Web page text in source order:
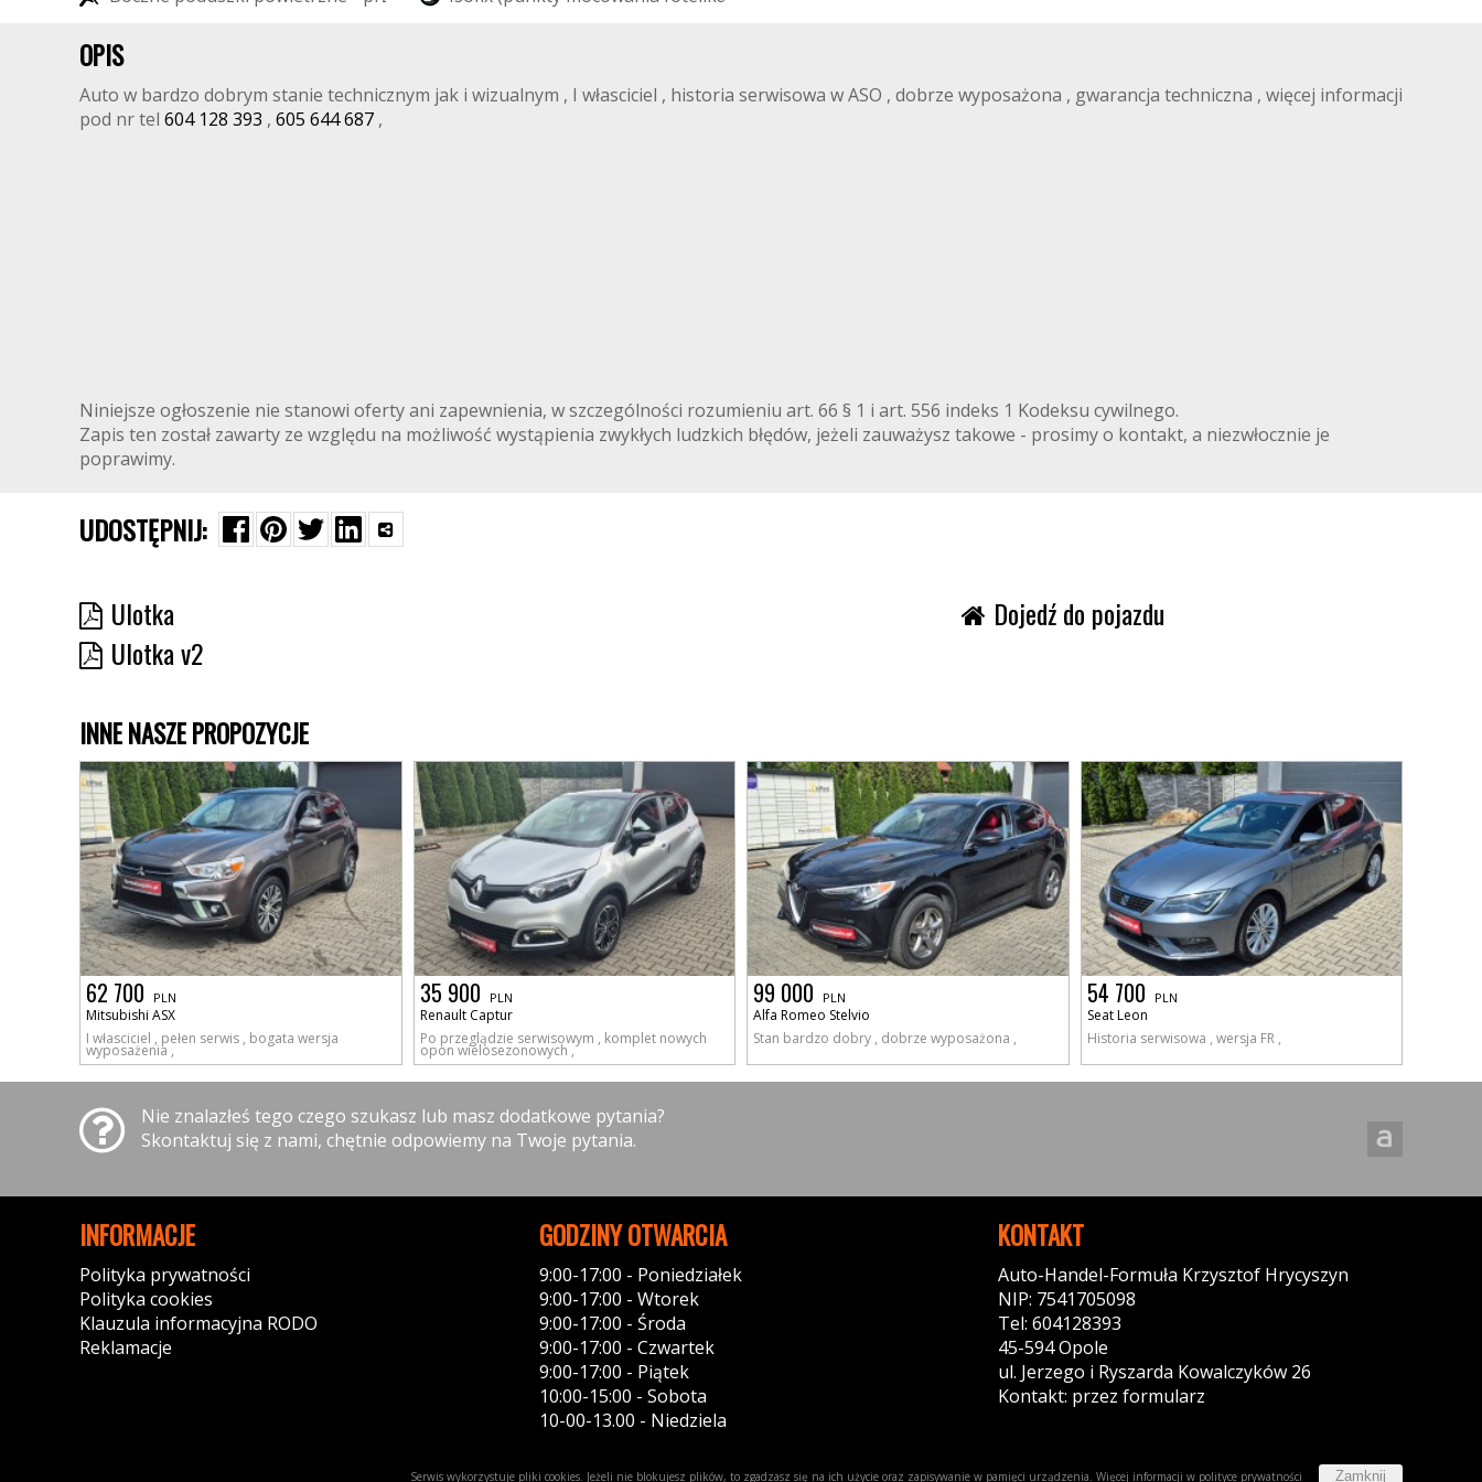
OPIS
Auto w bardzo dobrym stanie technicznym jak i wizualnym , I własciciel , historia serwisowa w ASO , dobrze wyposażona , gwarancja techniczna , więcej informacji
pod nr tel 604 128 393 , 605 644 687 ,
Niniejsze ogłoszenie nie stanowi oferty ani zapewnienia, w szczególności rozumieniu art. 66 § 1 i art. 556 indeks 1 Kodeksu cywilnego.
Zapis ten został zawarty ze względu na możliwość wystąpienia zwykłych ludzkich błędów, jeżeli zauważysz takowe - prosimy o kontakt, a niezwłocznie je
poprawimy.
UDOSTĘPNIJ:
Ulotka
Ulotka v2
Dojedź do pojazdu
INNE NASZE PROPOZYCJE
62 700 PLN
Mitsubishi ASX
I własciciel , pełen serwis , bogata wersja
wyposażenia ,
35 900 PLN
Renault Captur
Po przeglądzie serwisowym , komplet nowych
opon wielosezonowych ,
99 000 PLN
Alfa Romeo Stelvio
Stan bardzo dobry , dobrze wyposażona ,
54 700 PLN
Seat Leon
Historia serwisowa , wersja FR ,
Nie znalazłeś tego czego szukasz lub masz dodatkowe pytania?
Skontaktuj się z nami, chętnie odpowiemy na Twoje pytania.
INFORMACJE
Polityka prywatności
Polityka cookies
Klauzula informacyjna RODO
Reklamacje
GODZINY OTWARCIA
9:00-17:00 - Poniedziałek
9:00-17:00 - Wtorek
9:00-17:00 - Środa
9:00-17:00 - Czwartek
9:00-17:00 - Piątek
10:00-15:00 - Sobota
10-00-13.00 - Niedziela
KONTAKT
Auto-Handel-Formuła Krzysztof Hrycyszyn
NIP: 7541705098
Tel: 604128393
45-594 Opole
ul. Jerzego i Ryszarda Kowalczyków 26
Kontakt: przez formularz
Serwis wykorzystuje pliki cookies. Jeżeli nie blokujesz plików, to zgadzasz się na ich użycie oraz zapisywanie w pamięci urządzenia. Więcej informacji w polityce prywatności Zamknij